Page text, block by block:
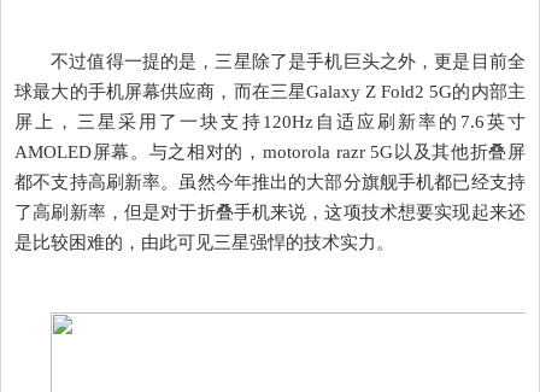
不过值得一提的是，三星除了是手机巨头之外，更是目前全
球最大的手机屏幕供应商，而在三星Galaxy Z Fold2 5G的内部主
屏上，三星采用了一块支持120Hz自适应刷新率的7.6英寸
AMOLED屏幕。与之相对的，motorola razr 5G以及其他折叠屏
都不支持高刷新率。虽然今年推出的大部分旗舰手机都已经支持
了高刷新率，但是对于折叠手机来说，这项技术想要实现起来还
是比较困难的，由此可见三星强悍的技术实力。